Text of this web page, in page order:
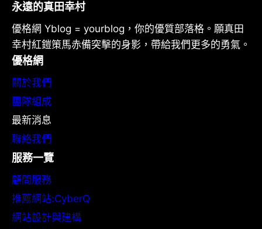
永遠的真田幸村
優格網 Yblog = yourblog，你的優質部落格。願真田
幸村紅鎧策馬赤備突擊的身影，帶給我們更多的勇氣。
優格網
關於我們
團隊組成
最新消息
聯絡我們
服務一覽
顧問服務
推薦網站:CyberQ
網站設計與建構